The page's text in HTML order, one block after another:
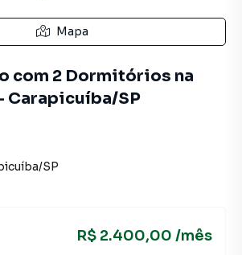
Mapa
com 2 Dormitórios na
Carapicuíba/SP
/SP
R$ 2.400,00 /mês